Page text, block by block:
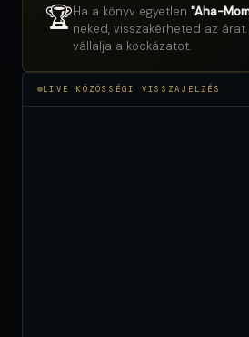
🏆Ha a könyv egyetlen "Aha-
neked, visszakérheted az
vállalja a kockázatot.
LIVE KÖZÖSSÉGI VISSZAJELZÉS